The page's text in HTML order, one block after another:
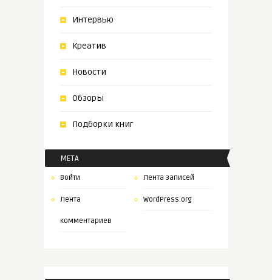
Интервью
Креатив
Новости
Обзоры
Подборки книг
МЕТА
Войти Лента записей
Лента
комментариев
WordPress.org